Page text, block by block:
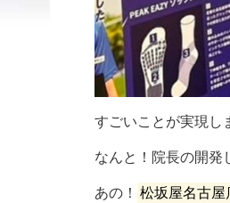
すごいことが実現し
なんと！院長の開発
あの！ 松坂屋名古屋